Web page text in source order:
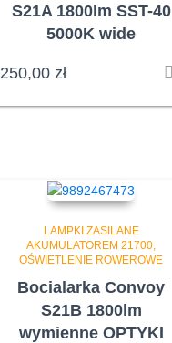
S21A 1800lm SST-40
5000K wide
250,00 zł
LAMPKI ZASILANE
AKUMULATOREM 21700
OŚWIETLENIE ROWEROWE
Bocialarka Convoy
S21B 1800lm
wymienne OPTYKI